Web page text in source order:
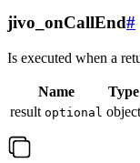
jivo_onCallEnd#
Is executed when a
Name Type
result optional object